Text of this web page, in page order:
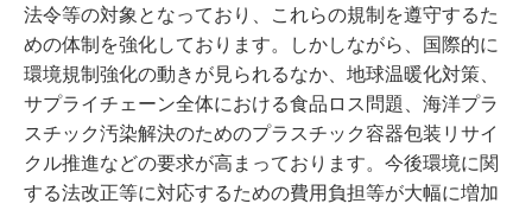
法令等の対象となっており、これらの規制を遵守するた
めの体制を強化しております。しかしながら、国際的に
環境規制強化の動きが見られるなか、地球温暖化対策、
サプライチェーン全体における食品ロス問題、海洋プラ
スチック汚染解決のためのプラスチック容器包装リサイ
クル推進などの要求が高まっております。今後環境に関
する法改正等に対応するための費用負担等が大幅に増加